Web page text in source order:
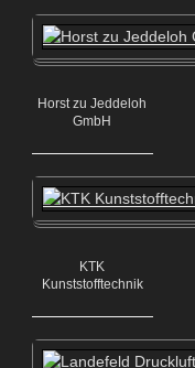
Horst zu Jeddeloh
GmbH
KTK
Kunststofftechnik